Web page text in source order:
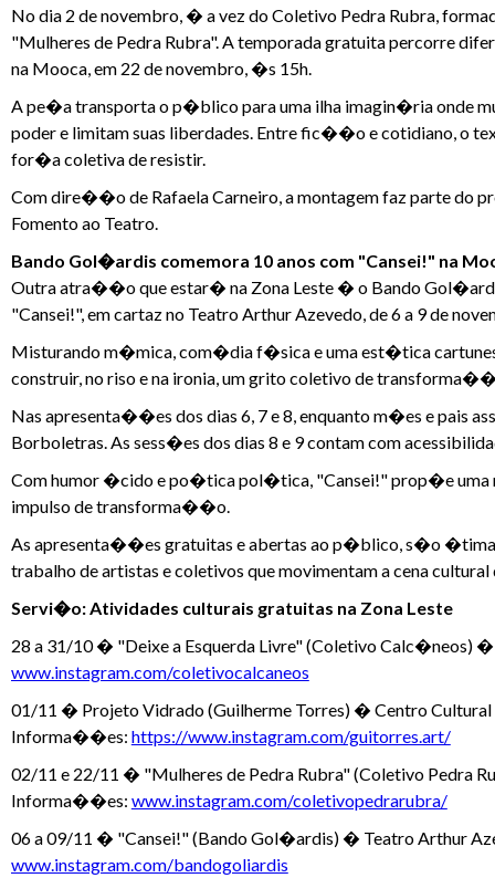
No dia 2 de novembro, � a vez do Coletivo Pedra Rubra,
"Mulheres de Pedra Rubra". A temporada gratuita percorre
na Mooca, em 22 de novembro, �s 15h.
A pe�a transporta o p�blico para uma ilha imagin�ria onde
poder e limitam suas liberdades. Entre fic��o e cotidiano, o
for�a coletiva de resistir.
Com dire��o de Rafaela Carneiro, a montagem faz parte do
Fomento ao Teatro.
Bando Gol�ardis comemora 10 anos com "Cansei!" na
Outra atra��o que estar� na Zona Leste � o Bando
"Cansei!", em cartaz no Teatro Arthur Azevedo, de 6 a 9 de
Misturando m�mica, com�dia f�sica e uma est�tica
construir, no riso e na ironia, um grito coletivo de
Nas apresenta��es dos dias 6, 7 e 8, enquanto m�es e pais
Borboletras. As sess�es dos dias 8 e 9 contam com
Com humor �cido e po�tica pol�tica, "Cansei!" prop�e
impulso de transforma��o.
As apresenta��es gratuitas e abertas ao p�blico, s�o
trabalho de artistas e coletivos que movimentam a cena cultural
Servi�o: Atividades culturais gratuitas na Zona Leste
28 a 31/10 � "Deixe a Esquerda Livre" (Coletivo
www.instagram.com/coletivocalcaneos
01/11 � Projeto Vidrado (Guilherme Torres) � Centro
Informa��es: https://www.instagram.com/guitorres.art/
02/11 e 22/11 � "Mulheres de Pedra Rubra" (Coletivo
Informa��es: www.instagram.com/coletivopedrarubra/
06 a 09/11 � "Cansei!" (Bando Gol�ardis) � Teatro Arthur
www.instagram.com/bandogoliardis